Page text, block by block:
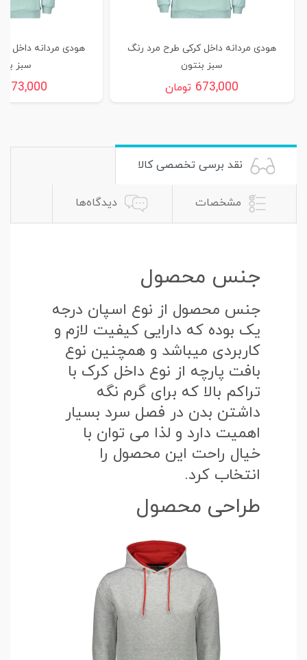
هودی مردانه داخل کرکی طرح مرد رنگ
سبز بنتون
673,000 تومان
هودی مردانه داخل
سبز
673,000
نقد برسی تخصصی کالا
مشخصات دیدگاه‌ها
جنس محصول
جنس محصول از نوع اسپان درجه
یک بوده که دارایی کیفیت لازم و
کاربردی میباشد و همچنین نوع
بافت پارچه از نوع داخل کرک با
تراکم بالا که برای گرم نگه
داشتن بدن در فصل سرد بسیار
اهمیت دارد و لذا می توان با
خیال راحت این محصول را
انتخاب کرد.
طراحی محصول